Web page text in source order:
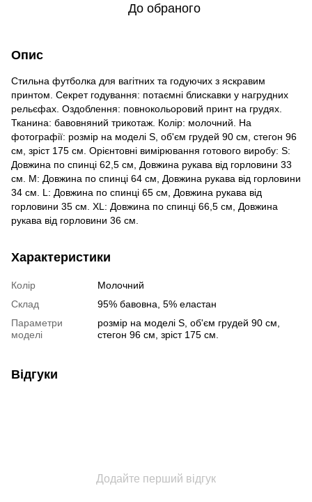
До обраного
Опис
Стильна футболка для вагітних та годуючих з яскравим
принтом. Секрет годування: потаємні блискавки у нагрудних
рельєфах. Оздоблення: повнокольоровий принт на грудях.
Тканина: бавовняний трикотаж. Колір: молочний. На
фотографії: розмір на моделі S, об'єм грудей 90 см, стегон 96
см, зріст 175 см. Орієнтовні вимірювання готового виробу: S:
Довжина по спинці 62,5 см, Довжина рукава від горловини 33
см. M: Довжина по спинці 64 см, Довжина рукава від горловини
34 см. L: Довжина по спинці 65 см, Довжина рукава від
горловини 35 см. ХL: Довжина по спинці 66,5 см, Довжина
рукава від горловини 36 см.
Характеристики
Колір
Молочний
Склад
95% бавовна, 5% еластан
Параметри
моделі
розмір на моделі S, об'єм грудей 90 см,
стегон 96 см, зріст 175 см.
Відгуки
Додайте перший відгук